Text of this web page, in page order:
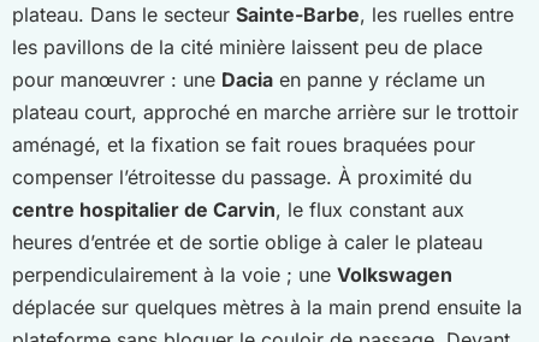
plateau. Dans le secteur Sainte-Barbe, les ruelles entre
les pavillons de la cité minière laissent peu de place
pour manœuvrer : une Dacia en panne y réclame un
plateau court, approché en marche arrière sur le trottoir
aménagé, et la fixation se fait roues braquées pour
compenser l’étroitesse du passage. À proximité du
centre hospitalier de Carvin, le flux constant aux
heures d’entrée et de sortie oblige à caler le plateau
perpendiculairement à la voie ; une Volkswagen
déplacée sur quelques mètres à la main prend ensuite la